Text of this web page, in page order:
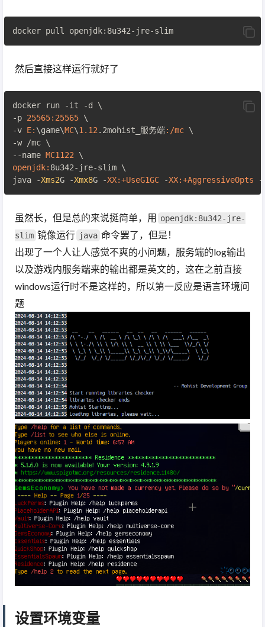
然后直接这样运行就好了
docker run -it -d \
-p 25565: 25565 \
-v E: \game\MC\1.12 .2mohist_服务端:/mc \
-w /mc \
--name MC1122
openjdk: 8u342-jre-slim \
java -Xms2G -Xmx8G -XX:+UseG1GC -XX:+AggressiveOpts -
虽然长，但是总的来说挺简单，用 openjdk:8u342-jre-
slim 镜像运行 java 命令罢了，但是！
出现了一个人让人感觉不爽的小问题，服务端的log输出
以及游戏内服务端来的输出都是英文的，这在之前直接
windows运行时不是这样的，所以第一反应是语言环境问
题
设置环境变量